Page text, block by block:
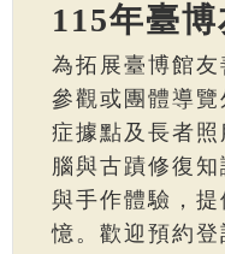
115年臺
為拓展臺博館
參觀或團體導
症據點及長者
腦與古蹟修復
與手作體驗，
憶。歡迎預約